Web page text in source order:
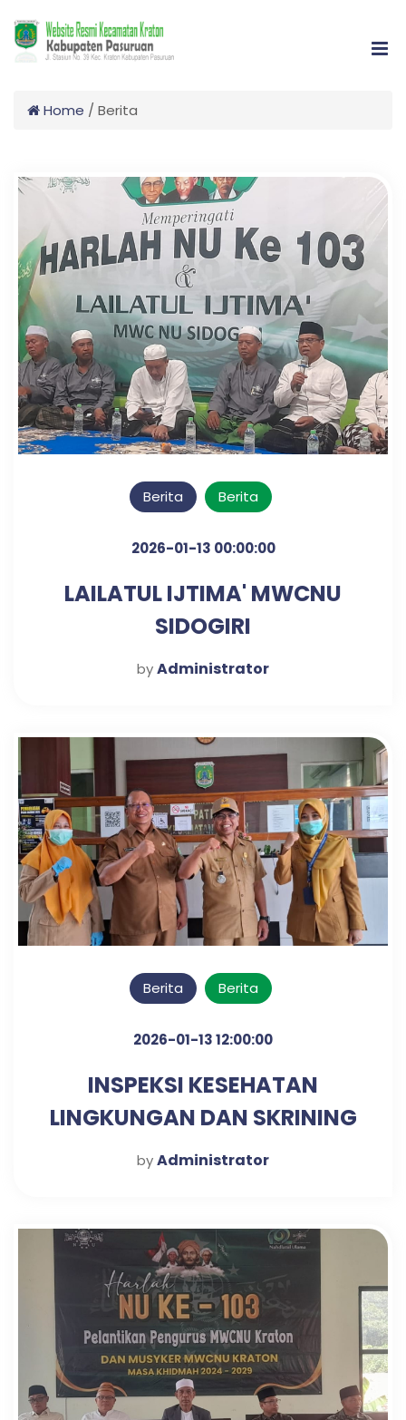
Home / Berita
Berita Berita
2026-01-13 00:00:00
LAILATUL IJTIMA' MWCNU
SIDOGIRI
byAdministrator
Berita Berita
2026-01-13 12:00:00
INSPEKSI KESEHATAN
LINGKUNGAN DAN SKRINING
DIABETES & HIPERTENSI
byAdministrator